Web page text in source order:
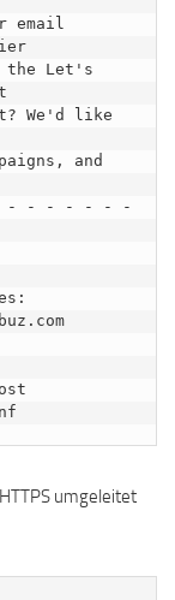
email
the Let's
We'd like
and
- - - - - - -
umgeleitet